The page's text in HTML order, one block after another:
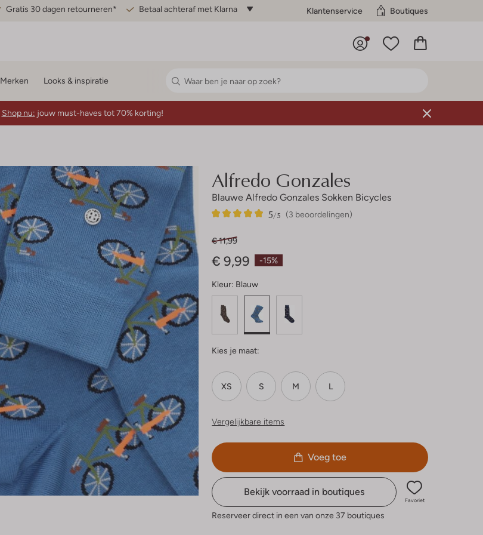
Gratis 30 dagen retourneren* Betaal achteraf met Klarna Klantenservice Boutiques
Merken Looks & inspiratie
Shop nu: jouw must-haves tot 70% korting!
Alfredo Gonzales
Blauwe Alfredo Gonzales Sokken Bicycles
(3 beoordelingen)
5/5
3
5
-15%
€ 11,99
€ 9,99
Kleur: Blauw
Kies je maat:
XS S M L
Vergelijkbare items
Voeg toe
Bekijk voorraad in boutiques
Favoriet
Reserveer direct in een van onze 37 boutiques